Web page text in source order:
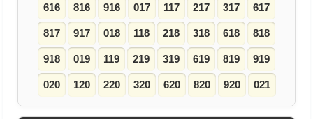
616 816 916 017 117 217 317 617
817 917 018 118 218 318 618 818
918 019 119 219 319 619 819 919
020 120 220 320 620 820 920 021